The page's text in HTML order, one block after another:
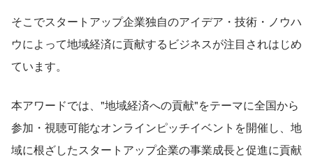
そこでスタートアップ企業独自のアイデア・技術・ノウハ
ウによって地域経済に貢献するビジネスが注目されはじめ
ています。
本アワードでは、"地域経済への貢献"をテーマに全国から
参加・視聴可能なオンラインピッチイベントを開催し、地
域に根ざしたスタートアップ企業の事業成長と促進に貢献